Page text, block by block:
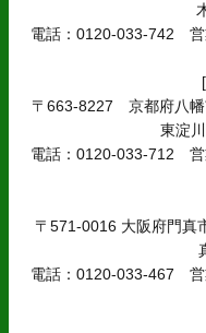
電話：0120-033-742
〒663-8227 京都府八
東淀
電話：0120-033-712
〒571-0016 大阪府門真
電話：0120-033-467